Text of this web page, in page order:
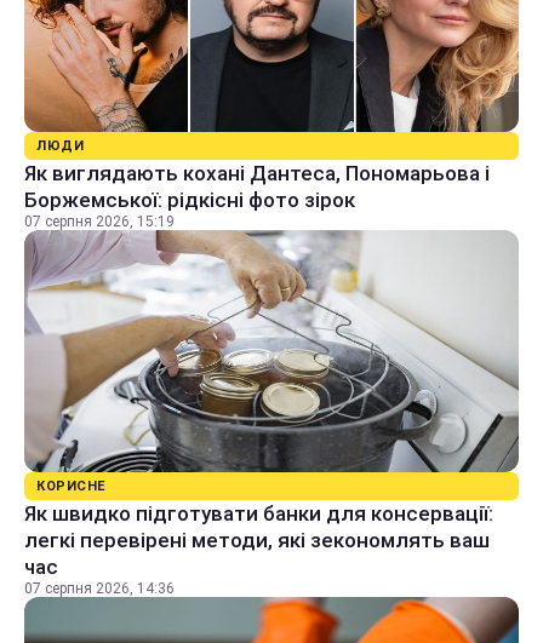
ЛЮДИ
Як виглядають кохані Дантеса, Пономарьова і
Боржемської: рідкісні фото зірок
07 серпня 2026, 15:19
КОРИСНЕ
Як швидко підготувати банки для консервації:
легкі перевірені методи, які зекономлять ваш
час
07 серпня 2026, 14:36